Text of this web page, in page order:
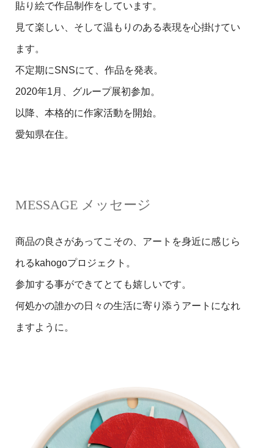
貼り絵で作品制作をしています。
見て楽しい、そして温もりのある表現を心掛けてい
ます。
不定期にSNSにて、作品を発表。
2020年1月、グループ展初参加。
以降、本格的に作家活動を開始。
愛知県在住。
MESSAGE メッセージ
商品の良さがあってこその、アートを身近に感じら
れるkahogoプロジェクト。
参加する事ができてとても嬉しいです。
何処かの誰かの日々の生活に寄り添うアートになれ
ますように。